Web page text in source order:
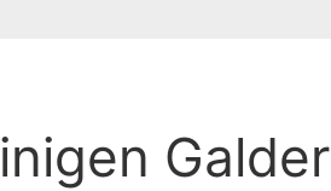
Galder